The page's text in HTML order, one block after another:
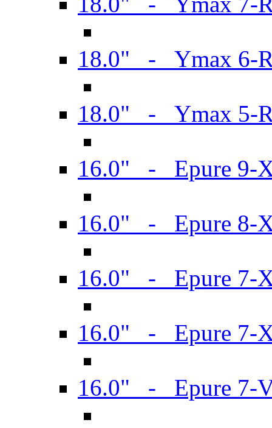
18.0" - Ymax 6-
18.0" - Ymax 5-
16.0" - Epure 9-
16.0" - Epure 8-
16.0" - Epure 7-
16.0" - Epure 7-
16.0" - Epure 7-